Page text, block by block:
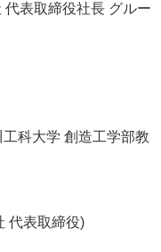
表取締役社長 グルー
科大学 創造工学部教
代表取締役)